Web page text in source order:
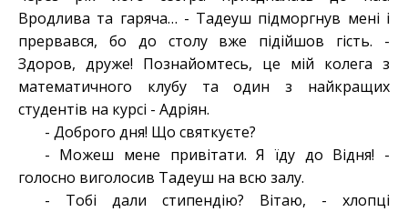
Вродлива та гаряча… - Тадеуш підморгнув мені і
прервався, бо до столу вже підійшов гість. -
Здоров, друже! Познайомтесь, це мій колега з
математичного клубу та один з найкращих
студентів на курсі - Адріян.
- Доброго дня! Що святкуєте?
- Можеш мене привітати. Я їду до Відня! -
голосно виголосив Тадеуш на всю залу.
- Тобі дали стипендію? Вітаю, - хлопці